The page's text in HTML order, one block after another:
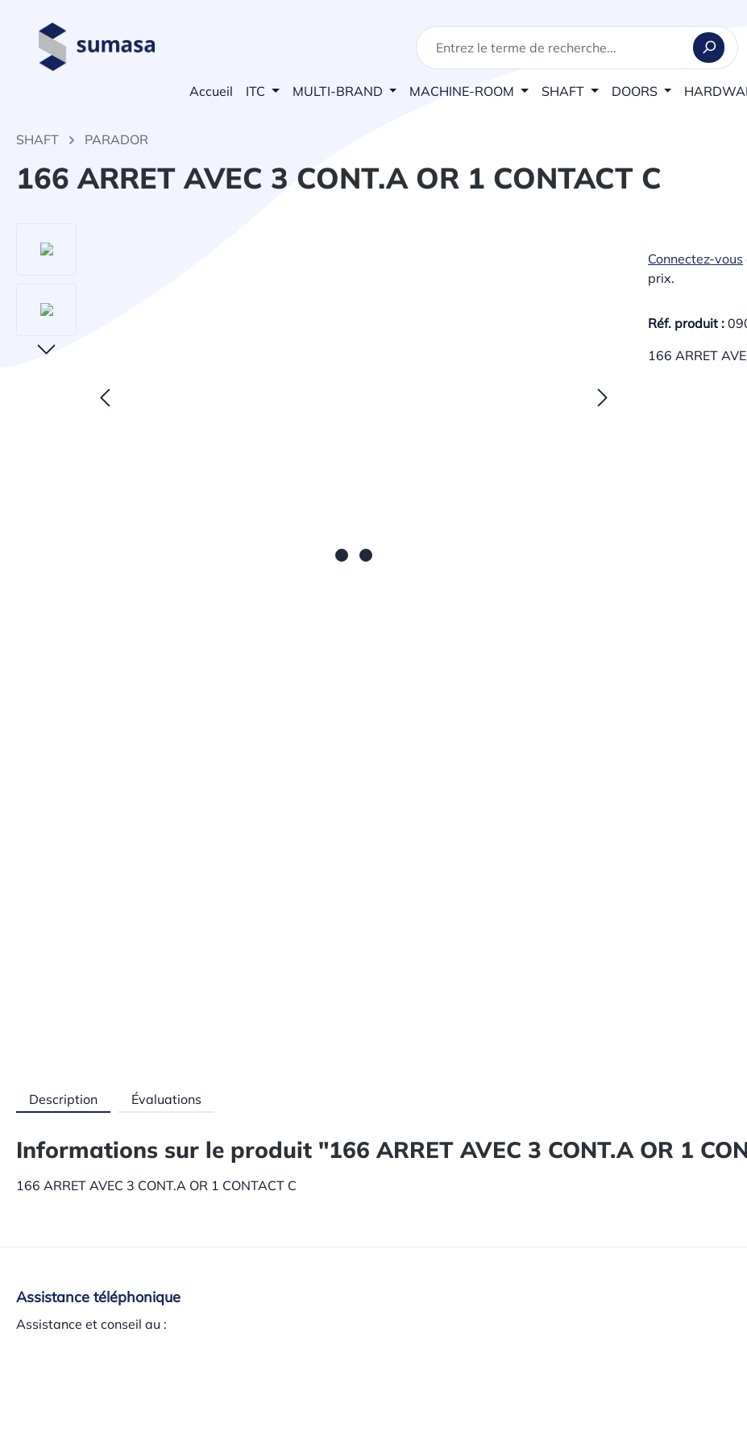
Accueil ITC MULTI-BRAND MACHINE-ROOM SHAFT DOORS
SHAFT PARADOR
166 ARRET AVEC 3 CONT.A OR 1 CONTACT C
Connectez-vous
prix.
Réf. produit :
166 ARRET
Description Évaluations
Informations sur le produit "166 ARRET AVEC 3 CONT.A OR 1
166 ARRET AVEC 3 CONT.A OR 1 CONTACT C
Assistance téléphonique
Assistance et conseil au :